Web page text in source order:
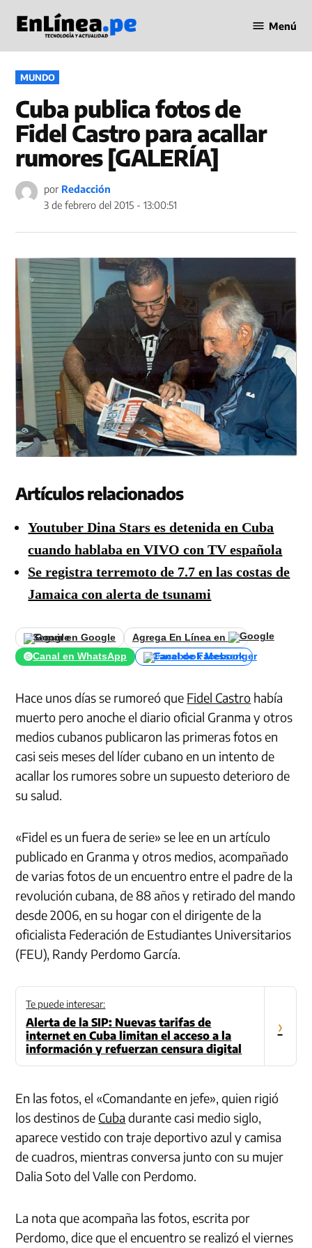
contenido
en Línea
Menú
PUBLICADO
EN
MUNDO
Cuba publica fotos de
Fidel Castro para acallar
rumores [GALERÍA]
por Redacción
3 de febrero del 2015 - 13:00:51
Artículos relacionados
Youtuber Dina Stars es detenida en Cuba
cuando hablaba en VIVO con TV española
Se registra terremoto de 7.7 en las costas de
Jamaica con alerta de tsunami
Seguir en Google
Agrega En Línea en
Canal en WhatsApp
Canal de Facebook
Hace unos días se rumoreó que Fidel Castro había
muerto pero anoche el diario oficial Granma y otros
medios cubanos publicaron las primeras fotos en
casi seis meses del líder cubano en un intento de
acallar los rumores sobre un supuesto deterioro de
su salud.
«Fidel es un fuera de serie» se lee en un artículo
publicado en Granma y otros medios, acompañado
de varias fotos de un encuentro entre el padre de la
revolución cubana, de 88 años y retirado del mando
desde 2006, en su hogar con el dirigente de la
oficialista Federación de Estudiantes Universitarios
(FEU), Randy Perdomo García.
Te puede interesar:
Alerta de la SIP: Nuevas tarifas de
internet en Cuba limitan el acceso a la
información y refuerzan censura digital
›
En las fotos, el «Comandante en jefe», quien rigió
los destinos de Cuba durante casi medio siglo,
aparece vestido con traje deportivo azul y camisa
de cuadros, mientras conversa junto con su mujer
Dalia Soto del Valle con Perdomo.
La nota que acompaña las fotos, escrita por
Perdomo, dice que el encuentro se realizó el viernes